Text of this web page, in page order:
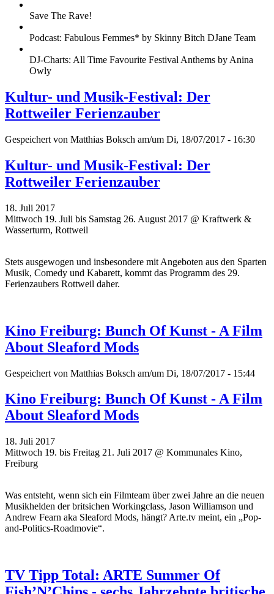
Save The Rave!
Podcast: Fabulous Femmes* by Skinny Bitch DJane Team
DJ-Charts: All Time Favourite Festival Anthems by Anina
Owly
Kultur- und Musik-Festival: Der
Rottweiler Ferienzauber
Gespeichert von Matthias Boksch am/um Di, 18/07/2017 - 16:30
Kultur- und Musik-Festival: Der
Rottweiler Ferienzauber
18. Juli 2017
Mittwoch 19. Juli bis Samstag 26. August 2017 @ Kraftwerk &
Wasserturm, Rottweil
Stets ausgewogen und insbesondere mit Angeboten aus den Sparten
Musik, Comedy und Kabarett, kommt das Programm des 29.
Ferienzaubers Rottweil daher.
Kino Freiburg: Bunch Of Kunst - A Film
About Sleaford Mods
Gespeichert von Matthias Boksch am/um Di, 18/07/2017 - 15:44
Kino Freiburg: Bunch Of Kunst - A Film
About Sleaford Mods
18. Juli 2017
Mittwoch 19. bis Freitag 21. Juli 2017 @ Kommunales Kino,
Freiburg
Was entsteht, wenn sich ein Filmteam über zwei Jahre an die neuen
Musikhelden der britsichen Workingclass, Jason Williamson und
Andrew Fearn aka Sleaford Mods, hängt? Arte.tv meint, ein „Pop-
and-Politics-Roadmovie“.
TV Tipp Total: ARTE Summer Of